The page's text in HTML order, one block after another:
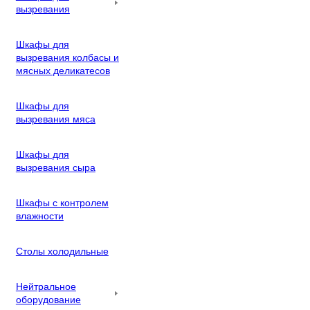
вызревания
Шкафы для
вызревания колбасы и
мясных деликатесов
Шкафы для
вызревания мяса
Шкафы для
вызревания сыра
Шкафы с контролем
влажности
Столы холодильные
Нейтральное
оборудование